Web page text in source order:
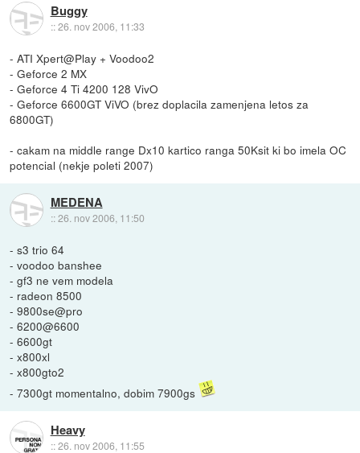
Buggy
::26. nov 2006, 11:33
- ATI Xpert@Play + Voodoo2
- Geforce 2 MX
- Geforce 4 Ti 4200 128 VivO
- Geforce 6600GT ViVO (brez doplacila zamenjena letos za
6800GT)
- cakam na middle range Dx10 kartico ranga 50Ksit ki bo imela OC
potencial (nekje poleti 2007)
MEDENA
::26. nov 2006, 11:50
- s3 trio 64
- voodoo banshee
- gf3 ne vem modela
- radeon 8500
- 9800se@pro
- 6200@6600
- 6600gt
- x800xl
- x800gto2
- 7300gt momentalno, dobim 7900gs
Heavy
::26. nov 2006, 11:55